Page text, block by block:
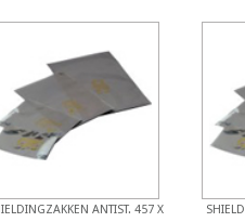
ANTIST. 457 X